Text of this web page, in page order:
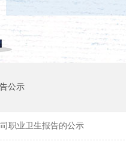
公示
职业卫生报告的公示